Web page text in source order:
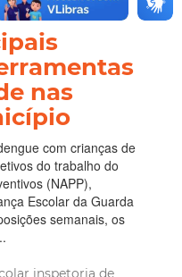
nas
com crianças de
do trabalho do
(NAPP),
Escolar da Guarda
semanais, os
inspetoria de